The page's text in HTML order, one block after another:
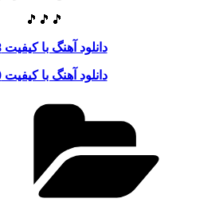
🎵🎵🎵
دانلود آهنگ با کیفیت 128
دانلود آهنگ با کیفیت 320